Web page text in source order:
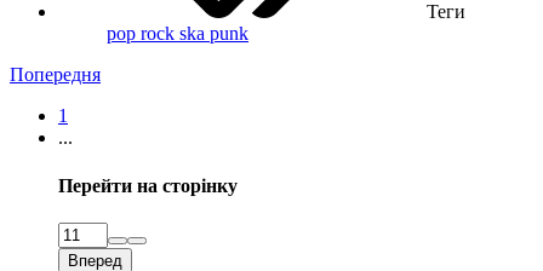
Теги
pop rock ska punk
Попередня
1
...
Перейти на сторінку
Вперед